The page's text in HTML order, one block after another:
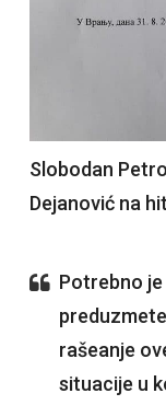
Slobodan
Dejanović na
Potrebno
rašeanje
situacije u